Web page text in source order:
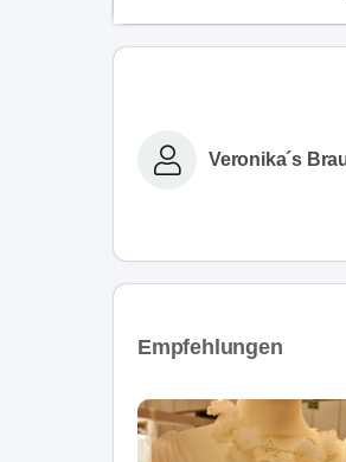
Veronika´s
Empfehlungen